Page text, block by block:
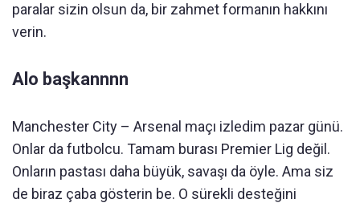
paralar sizin olsun da, bir zahmet formanın hakkını
verin.
Alo başkannnn
Manchester City – Arsenal maçı izledim pazar günü.
Onlar da futbolcu. Tamam burası Premier Lig değil.
Onların pastası daha büyük, savaşı da öyle. Ama siz
de biraz çaba gösterin be. O sürekli desteğini